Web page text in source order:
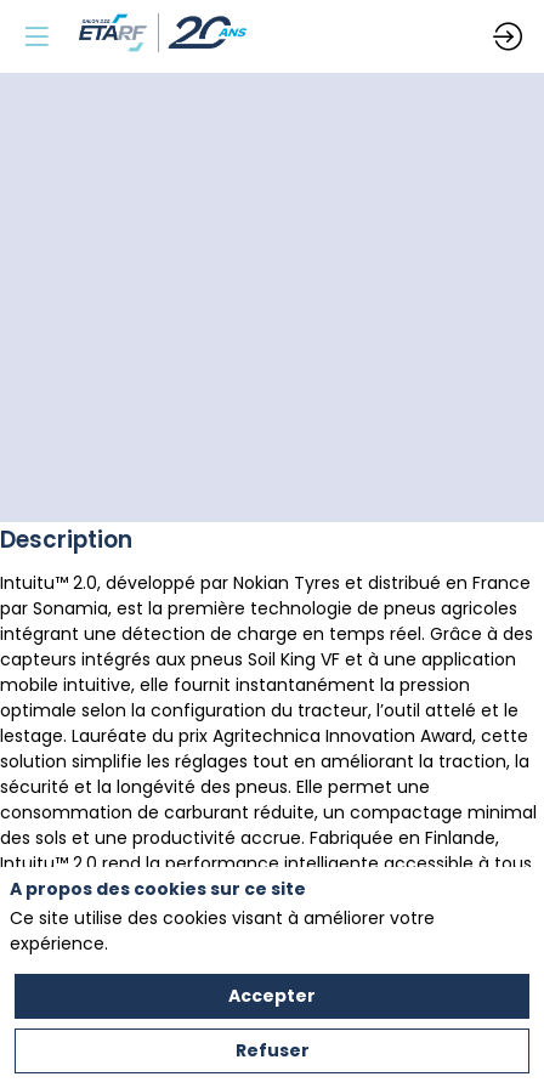
Description
Intuitu™ 2.0, développé par Nokian Tyres et distribué en France
par Sonamia, est la première technologie de pneus agricoles
intégrant une détection de charge en temps réel. Grâce à des
capteurs intégrés aux pneus Soil King VF et à une application
mobile intuitive, elle fournit instantanément la pression
optimale selon la configuration du tracteur, l’outil attelé et le
lestage. Lauréate du prix Agritechnica Innovation Award, cette
solution simplifie les réglages tout en améliorant la traction, la
sécurité et la longévité des pneus. Elle permet une
consommation de carburant réduite, un compactage minimal
des sols et une productivité accrue. Fabriquée en Finlande,
Intuitu™ 2.0 rend la performance intelligente accessible à tous
les professionnels agricoles.
Présenté par
A propos des cookies sur ce site
Ce site utilise des cookies visant à améliorer votre
expérience.
Accepter
Refuser